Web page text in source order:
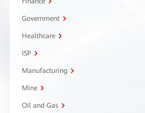
Government
Healthcare
ISP
Manufacturing
Mine
Oil and Gas